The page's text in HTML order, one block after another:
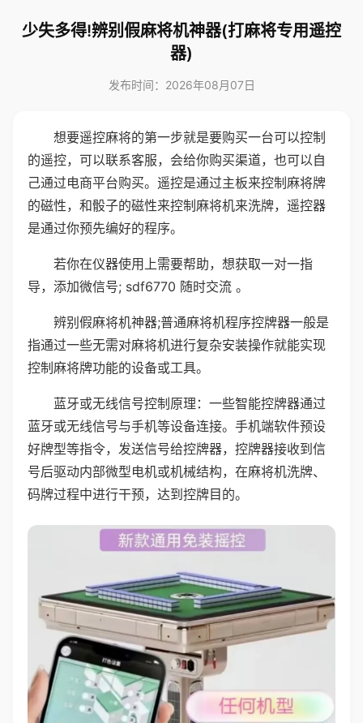
少失多得!辨别假麻将机神器(打麻将专用遥控
器)
发布时间：2026年08月07日
想要遥控麻将的第一步就是要购买一台可以控制
的遥控，可以联系客服，会给你购买渠道，也可以自
己通过电商平台购买。遥控是通过主板来控制麻将牌
的磁性，和骰子的磁性来控制麻将机来洗牌，遥控器
是通过你预先编好的程序。
若你在仪器使用上需要帮助，想获取一对一指
导，添加微信号; sdf6770 随时交流 。
辨别假麻将机神器;普通麻将机程序控牌器一般是
指通过一些无需对麻将机进行复杂安装操作就能实现
控制麻将牌功能的设备或工具。
蓝牙或无线信号控制原理：一些智能控牌器通过
蓝牙或无线信号与手机等设备连接。手机端软件预设
好牌型等指令，发送信号给控牌器，控牌器接收到信
号后驱动内部微型电机或机械结构，在麻将机洗牌、
码牌过程中进行干预，达到控牌目的。